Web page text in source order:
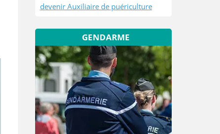
devenir Auxiliaire de puériculture
GENDARME